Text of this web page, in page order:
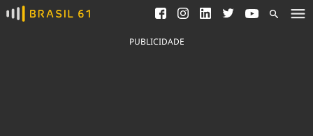
Ver todas as notícias
Saneamento
Indicadores
PUBLICIDADE